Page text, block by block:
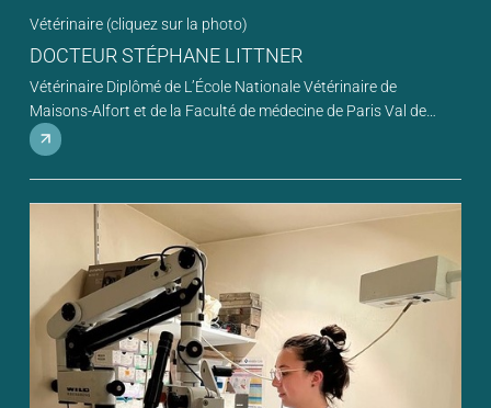
Vétérinaire (cliquez sur la photo)
DOCTEUR STÉPHANE LITTNER
Vétérinaire Diplômé de L’École Nationale Vétérinaire de
Maisons-Alfort et de la Faculté de médecine de Paris Val de
Marne. -Ancien chargé de l’enseignement de l’Homéopathie à
L’École Nationale vétérinaire de Maisons-Alfort. -DESS de
Psychologie Clinique de l’Université Paris VII. À la clinique, nous
vous proposons : -Médecine générale - Toutes chirurgies -
Imagerie médicale (radiographie numérique, échographie) -
Analyses sanguines -Hospitalisations -Troubles du
comportement et de la relation homme-animal. -Phytothérapie -
Homéopathie -Ostéopathie et kinésithérapie -Mésothérapie -
Suivi nutritionnel